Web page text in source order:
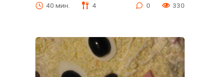
40 мин. 4 0 330